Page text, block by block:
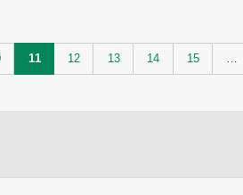
11 12 13 14 15 …